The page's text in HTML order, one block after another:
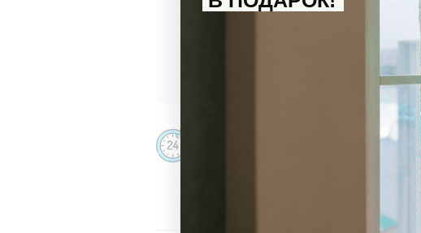
политикой обработки персональных
на получение